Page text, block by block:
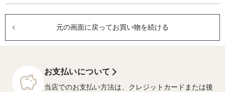
元の画面に戻ってお買い物を続ける
お支払いについて
当店でのお支払い方法は、クレジットカードまたは後